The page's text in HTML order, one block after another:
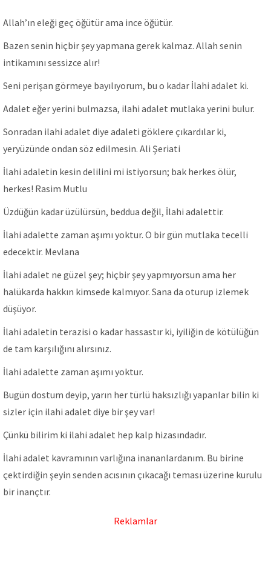
Allah’ın eleği geç öğütür ama ince öğütür.
Bazen senin hiçbir şey yapmana gerek kalmaz. Allah senin
intikamını sessizce alır!
Seni perişan görmeye bayılıyorum, bu o kadar İlahi adalet ki.
Adalet eğer yerini bulmazsa, ilahi adalet mutlaka yerini bulur.
Sonradan ilahi adalet diye adaleti göklere çıkardılar ki,
yeryüzünde ondan söz edilmesin. Ali Şeriati
İlahi adaletin kesin delilini mi istiyorsun; bak herkes ölür,
herkes! Rasim Mutlu
Üzdüğün kadar üzülürsün, beddua değil, İlahi adalettir.
İlahi adalette zaman aşımı yoktur. O bir gün mutlaka tecelli
edecektir. Mevlana
İlahi adalet ne güzel şey; hiçbir şey yapmıyorsun ama her
halükarda hakkın kimsede kalmıyor. Sana da oturup izlemek
düşüyor.
İlahi adaletin terazisi o kadar hassastır ki, iyiliğin de kötülüğün
de tam karşılığını alırsınız.
İlahi adalette zaman aşımı yoktur.
Bugün dostum deyip, yarın her türlü haksızlığı yapanlar bilin ki
sizler için ilahi adalet diye bir şey var!
Çünkü bilirim ki ilahi adalet hep kalp hizasındadır.
İlahi adalet kavramının varlığına inananlardanım. Bu birine
çektirdiğin şeyin senden acısının çıkacağı teması üzerine kurulu
bir inançtır.
Reklamlar